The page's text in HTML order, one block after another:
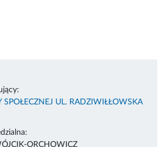
SPOŁECZNEJ UL. RADZIWIŁŁOWSKA
ORCHOWICZ